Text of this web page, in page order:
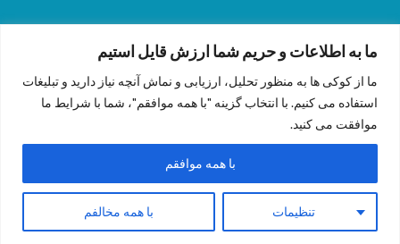
ما به اطلاعات و حریم شما ارزش قایل استیم
ما از کوکی ها به منظور تحلیل، ارزیابی و نماش آنچه نیاز دارید و تبلیغات
استفاده می کنیم. با انتخاب گزینه "با همه موافقم"، شما با شرایط ما
موافقت می کنید.
تنظیمات با همه مخالفم
با همه موافقم
دری/پشتو English
Copyright © 2026 All rights reserved.|CoverNewsby AF